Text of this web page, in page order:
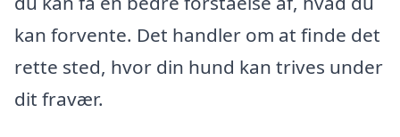
kan forvente. Det handler om at finde det
rette sted, hvor din hund kan trives under
dit fravær.